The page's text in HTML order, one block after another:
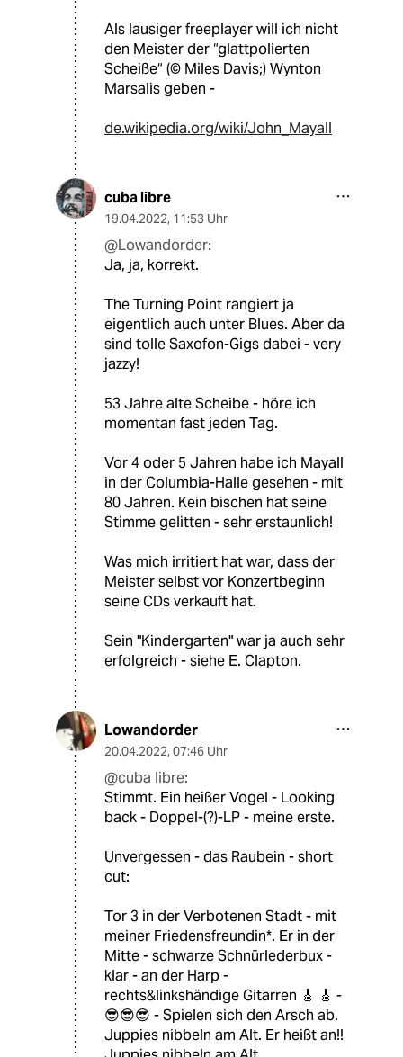
Als lausiger freeplayer will ich nicht
den Meister der “glattpolierten
Scheiße“ (© Miles Davis;) Wynton
Marsalis geben -
de.wikipedia.org/wiki/John_Mayall
cuba libre
19.04.2022, 11:53 Uhr
@Lowandorder:
Ja, ja, korrekt.
The Turning Point rangiert ja
eigentlich auch unter Blues. Aber da
sind tolle Saxofon-Gigs dabei - very
jazzy!
53 Jahre alte Scheibe - höre ich
momentan fast jeden Tag.
Vor 4 oder 5 Jahren habe ich Mayall
in der Columbia-Halle gesehen - mit
80 Jahren. Kein bischen hat seine
Stimme gelitten - sehr erstaunlich!
Was mich irritiert hat war, dass der
Meister selbst vor Konzertbeginn
seine CDs verkauft hat.
Sein "Kindergarten" war ja auch sehr
erfolgreich - siehe E. Clapton.
Lowandorder
20.04.2022, 07:46 Uhr
@cuba libre:
Stimmt. Ein heißer Vogel - Looking
back - Doppel-(?)-LP - meine erste.
Unvergessen - das Raubein - short
cut:
Tor 3 in der Verbotenen Stadt - mit
meiner Friedensfreundin*. Er in der
Mitte - schwarze Schnürlederbux -
klar - an der Harp -
rechts&linkshändige Gitarren 🎸 🎸 -
😎😎😎 - Spielen sich den Arsch ab.
Juppies nibbeln am Alt. Er heißt an!!